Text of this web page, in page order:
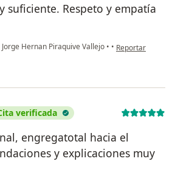
suficiente. Respeto y empatía
Jorge Hernan Piraquive Vallejo • • en opinión del
Reportar
verificada
engregatotal hacia el
y explicaciones muy